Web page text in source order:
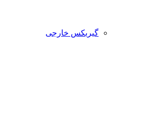
گیربکس خارجی